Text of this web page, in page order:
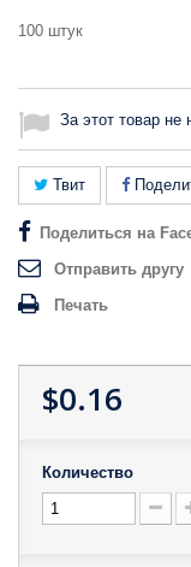
100 штук
За этот товар
Твит
Поделиться на
Отправить другу
Печать
$0.16
Количество